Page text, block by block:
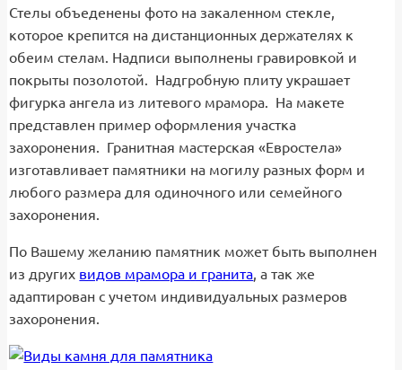
Стелы объеденены фото на закаленном стекле,
которое крепится на дистанционных держателях к
обеим стелам. Надписи выполнены гравировкой и
покрыты позолотой. Надгробную плиту украшает
фигурка ангела из литевого мрамора. На макете
представлен пример оформления участка
захоронения. Гранитная мастерская «Евростела»
изготавливает памятники на могилу разных форм и
любого размера для одиночного или семейного
захоронения.
По Вашему желанию памятник может быть выполнен
из других видов мрамора и гранита, а так же
адаптирован с учетом индивидуальных размеров
захоронения.